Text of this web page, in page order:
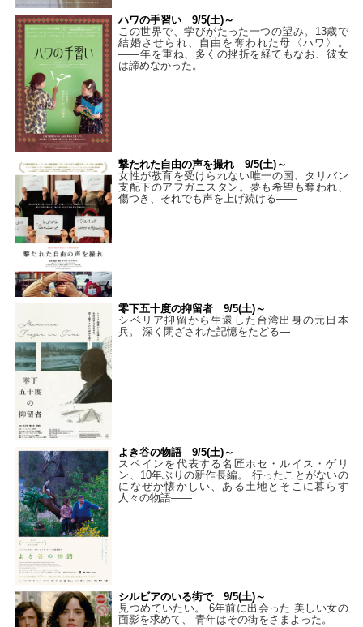
ハワの手習い 9/5(土)～
この世界で、学びがたった一つの望み。13歳で
結婚させられ、自由を奪われた母〈ハワ〉。
——年を重ね、多くの挫折を経てもなお、彼女
は諦めなかった。
撃たれた自由の声を撮れ 9/5(土)～
女性が教育を受けられない唯一の国、タリバン
支配下のアフガニスタン。夢も希望も奪われ、
傷つき、それでも声を上げ続ける——
零下五十度の抑留者 9/5(土)～
シベリア抑留から生還した台湾出身の元日本
兵。 深く閉ざされた記憶をたどる—
よき谷の物語 9/5(土)～
スペインを代表する名匠ホセ・ルイス・ゲリ
ン、10年ぶりの新作長編。 行ったことがないの
になぜか懐かしい、ある土地とそこに暮らす
人々の物語――
シルビアのいる街で 9/5(土)～
見つめていたい。 6年前に出会った 美しい女の
面影を求めて、 青年はその街をさまよった。